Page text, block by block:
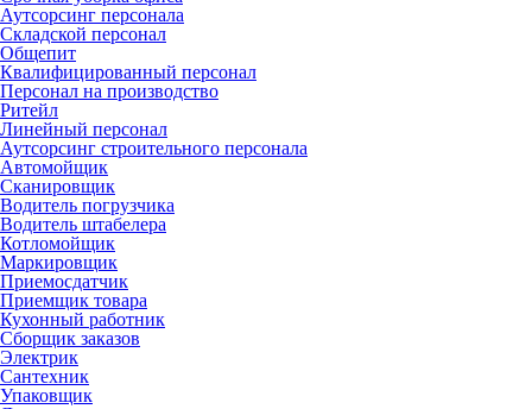
Аутсорсинг персонала
Складской персонал
Общепит
Квалифицированный персонал
Персонал на производство
Ритейл
Линейный персонал
Аутсорсинг строительного персонала
Автомойщик
Сканировщик
Водитель погрузчика
Водитель штабелера
Котломойщик
Маркировщик
Приемосдатчик
Приемщик товара
Кухонный работник
Сборщик заказов
Электрик
Сантехник
Упаковщик